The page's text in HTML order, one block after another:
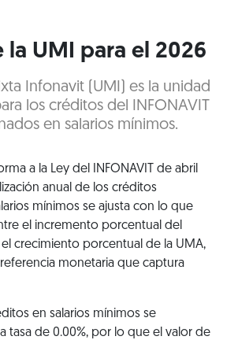
la UMI para el 2026
Infonavit (UMI) es la unidad
los créditos del INFONAVIT
en salarios mínimos.
a la Ley del INFONAVIT de abril
anual de los créditos
mínimos se ajusta con lo que
el incremento porcentual del
crecimiento porcentual de la UMA,
monetaria que captura
en salarios mínimos se
tasa de 0.00%, por lo que el valor de